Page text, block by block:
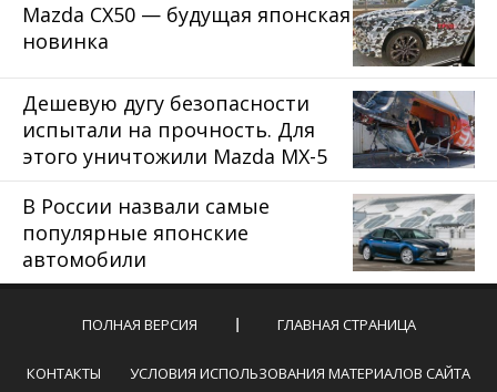
Mazda CX50 — будущая японская
новинка
Дешевую дугу безопасности
испытали на прочность. Для
этого уничтожили Mazda MX-5
В России назвали самые
популярные японские
автомобили
ПОЛНАЯ ВЕРСИЯ ГЛАВНАЯ СТРАНИЦА
КОНТАКТЫ УСЛОВИЯ ИСПОЛЬЗОВАНИЯ МАТЕРИАЛОВ САЙТА